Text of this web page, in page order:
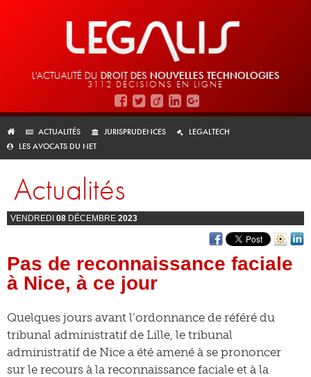
L'ACTUALITÉ DU DROIT DES NOUVELLES TECHNOLOGIES
3112 DÉCISIONS EN LIGNE
ACTUALITÉS JURISPRUDENCES
LEGALTECH
LES AVOCATS DU NET
Actualités
VENDREDI 08 DÉCEMBRE 2023
Pas de reconnaissance faciale
à Nice, à ce jour
Quelques jours avant l’ordonnance de référé du
tribunal administratif de Lille, le tribunal
administratif de Nice a été amené à se prononcer
sur le recours à la reconnaissance faciale et à la